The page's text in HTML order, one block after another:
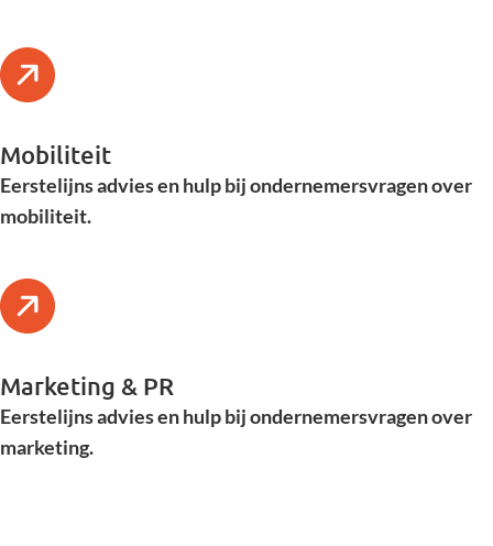
Mobiliteit
Eerstelijns advies en hulp bij ondernemersvragen over
mobiliteit.
Marketing & PR
Eerstelijns advies en hulp bij ondernemersvragen over
marketing.